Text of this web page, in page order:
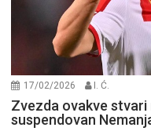
17/02/2026 I. Ć.
Zvezda ovakve
suspendovan